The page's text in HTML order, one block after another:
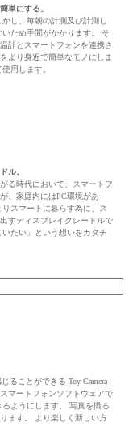
単にする。
し、毎朝の計測及び計測し
ため手間がかかります。 そ
計とスマートフォンを連携さ
より身近で簡単なモノにしま
用します。
ル。
る時代において、スマートフ
、家庭内にはPC環境があ
スマートに暮らす為に、ス
すディスプレイクレードルで
たい」という想いをカタチ
ることができる Toy Camera
マートフォンソフトウェアで
ようにします。 写真を撮る
ます。 より楽しく新しい方